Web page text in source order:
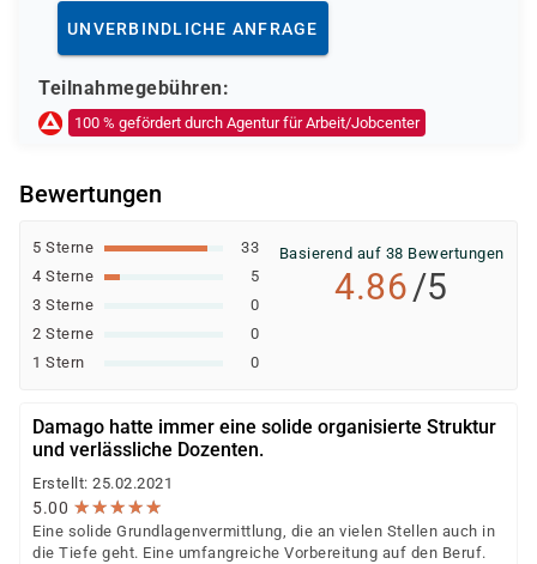
Deutsche Rentenversicherung
Europäischer Sozialfonds (ESF)
Weitere öffentliche oder private Kostenträger
Ob eine Förderung oder Kostenübernahme möglich ist,
individuellen Prüfung Ihrer persönlichen
Voraussetzungen und Förderfähigkeit.
UNVERBINDLICHE ANFRAGE
Teilnahmegebühren:
100 % gefördert durch Agentur für Arbeit/Jobcenter
Bewertungen
5 Sterne
33
4 Sterne
5
3 Sterne
0
2 Sterne
0
1 Stern
0
Basierend auf 38 Bewertungen
4.86/5
Damago hatte immer eine solide organisierte Struktur
und verlässliche Dozenten.
Erstellt: 25.02.2021
5.00 ★★★★★
★★★★★
Eine solide Grundlagenvermittlung, die an vielen Stellen auch in
die Tiefe geht. Eine umfangreiche Vorbereitung auf den Beruf.